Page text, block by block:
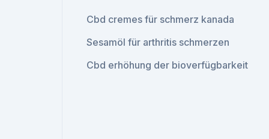
Cbd cremes für schmerz kanada
Sesamöl für arthritis schmerzen
Cbd erhöhung der bioverfügbarkeit